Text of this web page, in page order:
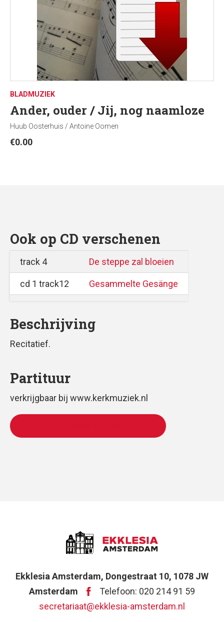
BLADMUZIEK
Ander, ouder / Jij, nog naamloze
Huub Oosterhuis / Antoine Oomen
€0.00
Ook op CD verschenen
track 4 De steppe zal bloeien
cd 1 track12 Gesammelte Gesänge
Beschrijving
Recitatief.
Partituur
verkrijgbaar bij www.kerkmuziek.nl
Ekklesia Amsterdam, Dongestraat 10, 1078 JW
Amsterdam
Telefoon: 020 214 91 59
secretariaat@ekklesia-amsterdam.nl